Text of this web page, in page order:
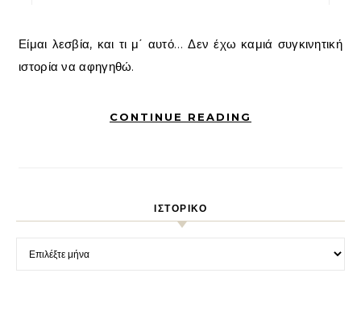
Είμαι λεσβία, και τι μ΄ αυτό… Δεν έχω καμιά συγκινητική
ιστορία να αφηγηθώ.
CONTINUE READING
ΙΣΤΟΡΙΚΌ
Ιστορικό